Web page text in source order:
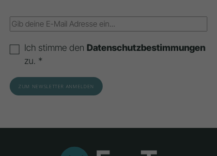
Ich stimme den Datenschutzbestimmungen
zu. *